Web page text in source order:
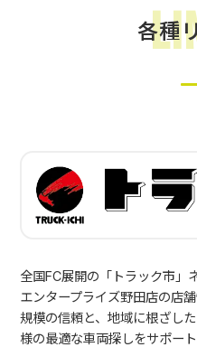
各種
全国FC展開の「トラック市」
エンタープライズ野田店の店
規模の信頼と、地域に根ざし
様の最適な車両探しをサポート